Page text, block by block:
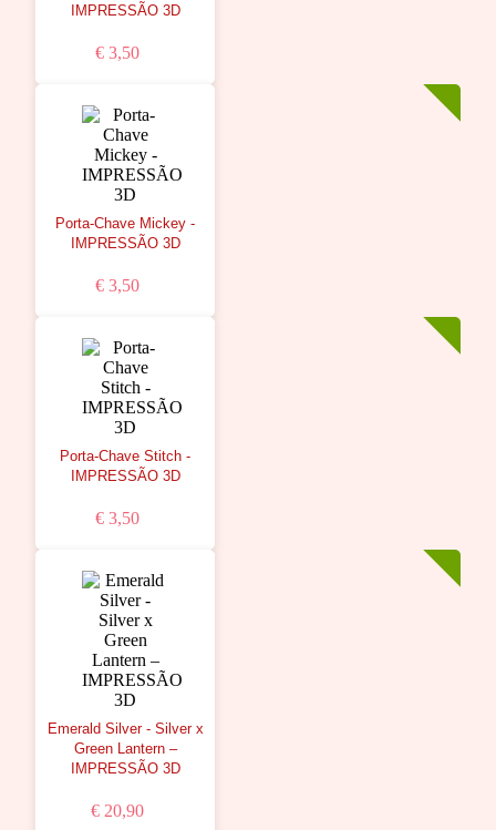
IMPRESSÃO 3D
€ 3,50
Porta-Chave Mickey -
IMPRESSÃO 3D
€ 3,50
Porta-Chave Stitch -
IMPRESSÃO 3D
€ 3,50
Emerald Silver - Silver x
Green Lantern –
IMPRESSÃO 3D
€ 20,90